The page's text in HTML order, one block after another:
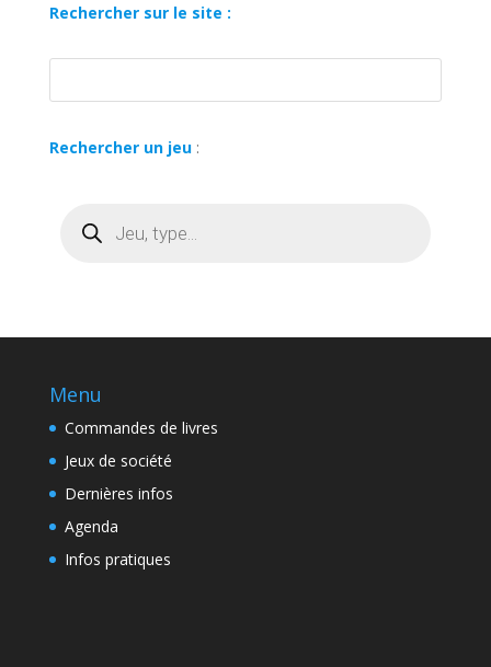
Rechercher sur le site :
Rechercher un jeu:
produits
Menu
Commandes de livres
Jeux de société
Dernières infos
Agenda
Infos pratiques